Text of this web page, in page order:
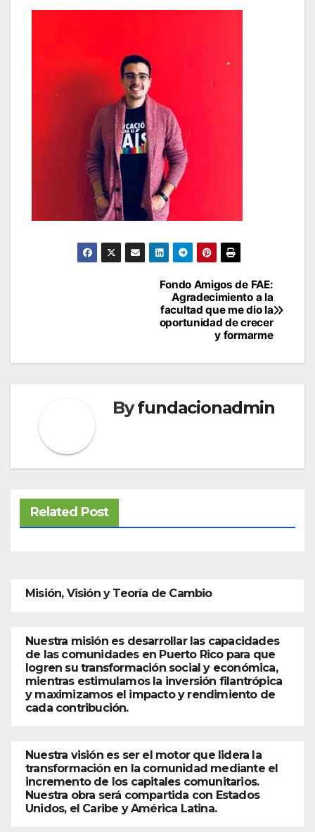
Fondo Amigos de FAE:
Agradecimiento a la
facultad que me dio la
oportunidad de crecer
y formarme
Byfundacionadmin
Related Post
Misión, Visión y Teoría de Cambio
Nuestra misión es desarrollar las capacidades
de las comunidades en Puerto Rico para que
logren su transformación social y económica,
mientras estimulamos la inversión filantrópica
y maximizamos el impacto y rendimiento de
cada contribución.
Nuestra visión es ser el motor que lidera la
transformación en la comunidad mediante el
incremento de los capitales comunitarios.
Nuestra obra será compartida con Estados
Unidos, el Caribe y América Latina.